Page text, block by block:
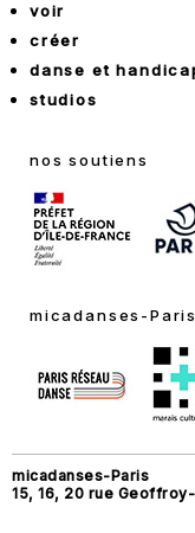
voir
créer
danse et
studios
nos soutiens
micadanses-
micadanses-Paris
15, 16, 20 rue